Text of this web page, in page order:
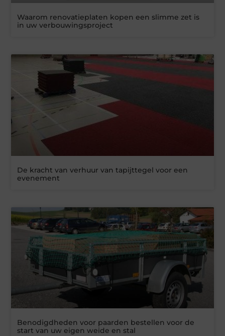
Waarom renovatieplaten kopen een slimme zet is
in uw verbouwingsproject
De kracht van verhuur van tapijttegel voor een
evenement
Benodigdheden voor paarden bestellen voor de
start van uw eigen weide en stal